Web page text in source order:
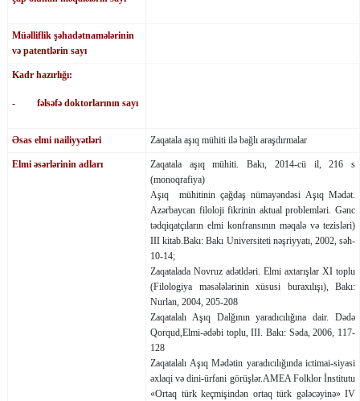
Müəlliflik şəhadətnamələrinin
və patentlərin sayı
Kadr hazırlığı:
- fəlsəfə doktorlarının sayı
Əsas elmi nailiyyətləri Zaqatala aşıq mühiti ilə bağlı araşdırmalar
Elmi əsərlərinin adları
Zaqatala aşıq mühiti. Bakı, 2014-cü il, 216 s
(monoqrafiya)
Aşıq mühitinin çağ­daş nüma­yən­dəsi Aşıq Mə­dət.
Azər­baycan filoloji fikrinin aktual problemləri. Gənc
tədqiqat­çıla­rın elmi kon­fran­­­sı­nın məqalə və tezisləri)
III ki­tab.Bakı: Bakı Universiteti nəşriyyatı, 2002, səh-
10-14;
Zaqatalada Novruz adətldəri. Elmi axtarışlar XI toplu
(Filologiya məsələlərinin xüsusi buraxılışı), Bakı:
Nurlan, 2004, 205-208
Zaqatalalı Aşıq Dalğının ya­radı­cılığına dair. Dədə
Qorqud,Elmi-ədəbi toplu, III. Bakı: Səda, 2006, 117-
128
Zaqatalalı Aşıq Mədətin yara­dı­cılığında ictimai-siyasi
əx­laqi və dini-ürfani görüşlər.AMEA Folklor İnstitutu
«Ortaq türk keçmişindən ortaq türk gələcəyinə» IV